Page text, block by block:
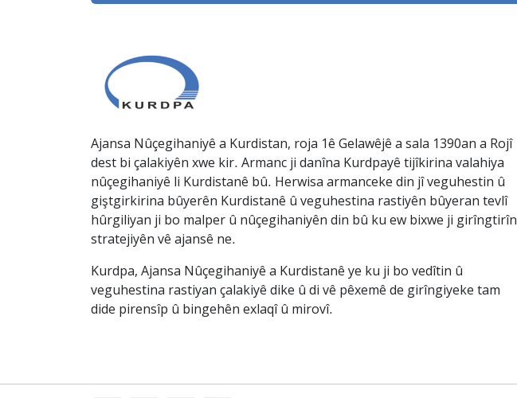
Ajansa Nûçegihaniyê a Kurdistan, roja 1ê Gelawêjê a sala 1390an a Rojî
dest bi çalakiyên xwe kir. Armanc ji danîna Kurdpayê tijîkirina valahiya
nûçegihaniyê li Kurdistanê bû. Herwisa armanceke din jî veguhestin û
giştgirkirina bûyerên Kurdistanê û veguhestina rastiyên bûyeran tevlî
hûrgiliyan ji bo malper û nûçegihaniyên din bû ku ew bixwe ji girîngtirîn
stratejiyên vê ajansê ne.
Kurdpa, Ajansa Nûçegihaniyê a Kurdistanê ye ku ji bo vedîtin û
veguhestina rastiyan çalakiyê dike û di vê pêxemê de girîngiyeke tam
dide pirensîp û bingehên exlaqî û mirovî.